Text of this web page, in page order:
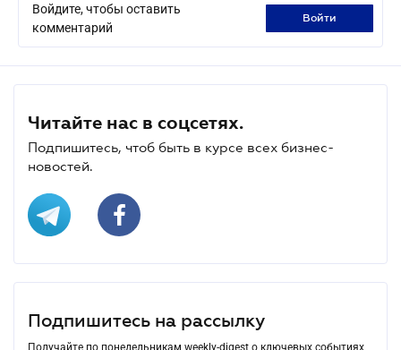
Войдите, чтобы оставить
комментарий
войти
Читайте нас в соцсетях.
Подпишитесь, чтоб быть в курсе всех бизнес-
новостей.
Подпишитесь на рассылку
Получайте по понедельникам weekly-digest о ключевых событиях